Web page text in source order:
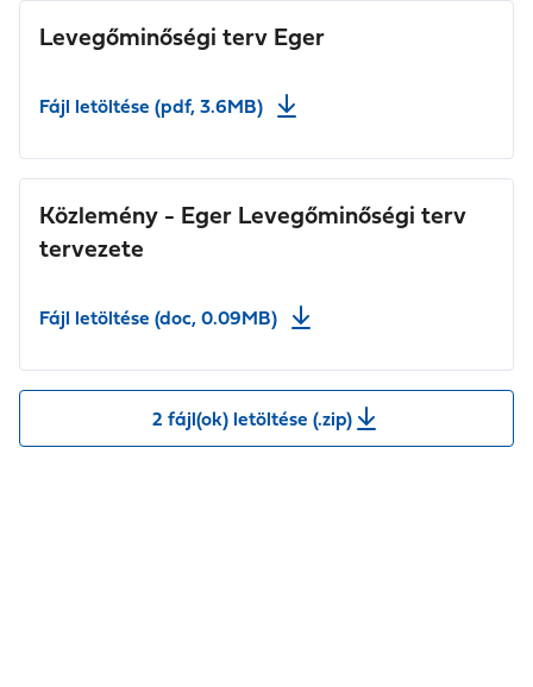
Levegőminőségi terv Eger
Fájl letöltése (pdf, 3.6MB)
Közlemény - Eger Levegőminőségi terv
tervezete
Fájl letöltése (doc, 0.09MB)
2 fájl(ok) letöltése (.zip)